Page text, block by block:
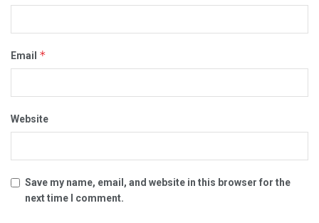
Email *
Website
Save my name, email, and website in this browser for the
next time I comment.